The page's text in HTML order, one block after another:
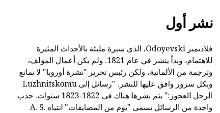
نشر أول
فلاديمير Odoyevski، الذي سيرة مليئة بالأحداث المثيرة
للاهتمام، وبدأ ينشر في عام 1821. ولم يكن أعمال المؤلف،
وترجمة من الألمانية، ولكن رئيس تحرير "نشرة أوروبا" لا تمانع
وبكل سرور وافق عليها للنشر. "رسائل إلى Luzhnitskomu
الرجل العجوز:" يتم نشرها هناك في 1822-1823 سنوات. جذب
واحدة من الرسائل يسمى "يوم من المضايقات" انتباه A. S.